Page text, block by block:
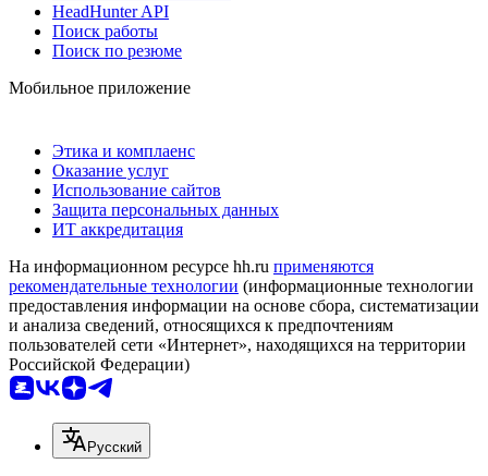
HeadHunter API
Поиск работы
Поиск по резюме
Мобильное приложение
Этика и комплаенс
Оказание услуг
Использование сайтов
Защита персональных данных
ИТ аккредитация
На информационном ресурсе hh.ru применяются
рекомендательные технологии (информационные технологии
предоставления информации на основе сбора, систематизации
и анализа сведений, относящихся к предпочтениям
пользователей сети «Интернет», находящихся на территории
Российской Федерации)
Русский